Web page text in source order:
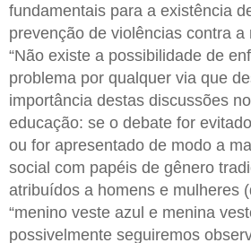
fundamentais para a existência
prevenção de violências contra a
“Não existe a possibilidade de
problema por qualquer via que
importância destas discussões
educação: se o debate for
ou for apresentado de modo a
social com papéis de gênero
atribuídos a homens e mulheres
“menino veste azul e menina
possivelmente seguiremos